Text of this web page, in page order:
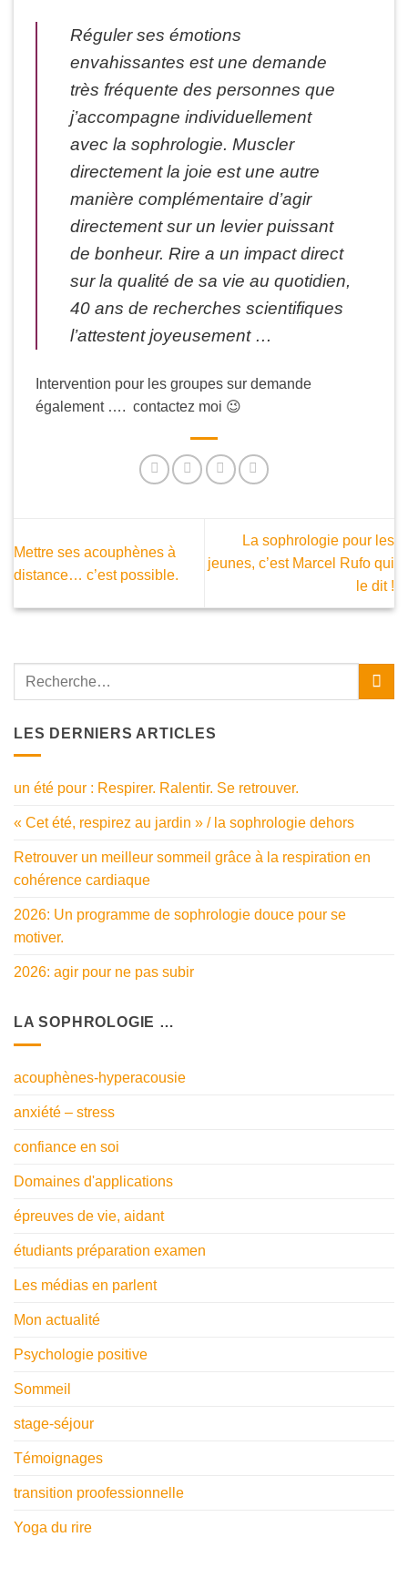
Réguler ses émotions
envahissantes est une demande
très fréquente des personnes que
j’accompagne individuellement
avec la sophrologie. Muscler
directement la joie est une autre
manière complémentaire d’agir
directement sur un levier puissant
de bonheur. Rire a un impact direct
sur la qualité de sa vie au quotidien,
40 ans de recherches scientifiques
l’attestent joyeusement …
Intervention pour les groupes sur demande
également …. contactez moi 😉
Mettre ses acouphènes à
distance… c’est possible.
La sophrologie pour les
jeunes, c’est Marcel Rufo qui
le dit !
LES DERNIERS ARTICLES
un été pour : Respirer. Ralentir. Se retrouver.
« Cet été, respirez au jardin » / la sophrologie dehors
Retrouver un meilleur sommeil grâce à la respiration en
cohérence cardiaque
2026: Un programme de sophrologie douce pour se
motiver.
2026: agir pour ne pas subir
LA SOPHROLOGIE …
acouphènes-hyperacousie
anxiété – stress
confiance en soi
Domaines d'applications
épreuves de vie, aidant
étudiants préparation examen
Les médias en parlent
Mon actualité
Psychologie positive
Sommeil
stage-séjour
Témoignages
transition proofessionnelle
Yoga du rire